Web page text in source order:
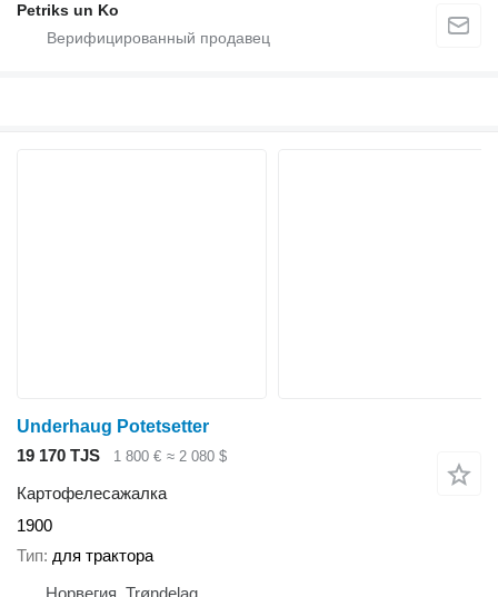
Petriks un Ko
Underhaug Potetsetter
19 170 TJS
1 800 € ≈ 2 080 $
Картофелесажалка
1900
Тип для трактора
Норвегия, Trøndelag